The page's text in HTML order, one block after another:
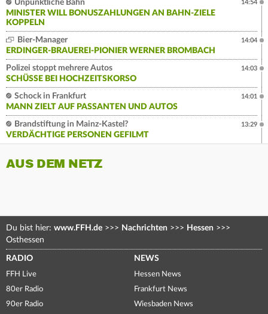
Unpünktliche Bahn
MINISTER WILL BONUSZAHLUNGEN AN BAHN-ZIELE
KOPPELN
14:54
Bier-Manager
ERDINGER-BRAUEREI-PIONIER WERNER BROMBACH
14:04
Polizei stoppt mehrere Autos
SCHÜSSE BEI HOCHZEITSKORSO
14:03
Schock in Frankfurt
MANN ZIELT AUF PASSANTEN UND AUTOS
14:01
Brandstiftung in Mainz-Kastel?
VERDÄCHTIGE PERSONEN GEFILMT
13:29
AUS DEM NETZ
Du bist hier: www.FFH.de >>> Nachrichten >>> Hessen >>>
Osthessen
RADIO
FFH Live
80er Radio
90er Radio
NEWS
Hessen News
Frankfurt News
Wiesbaden News